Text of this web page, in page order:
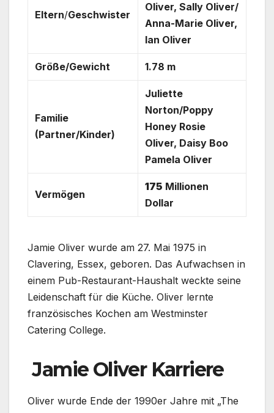
Eltern/Geschwister
Oliver, Sally Oliver/
Anna-Marie Oliver,
Ian Oliver
Größe/Gewicht 1.78 m
Familie
(Partner/Kinder)
Juliette
Norton/Poppy
Honey Rosie
Oliver, Daisy Boo
Pamela Oliver
Vermögen
175 Millionen
Dollar
Jamie Oliver wurde am 27. Mai 1975 in
Clavering, Essex, geboren. Das Aufwachsen in
einem Pub-Restaurant-Haushalt weckte seine
Leidenschaft für die Küche. Oliver lernte
französisches Kochen am Westminster
Catering College.
Jamie Oliver Karriere
Oliver wurde Ende der 1990er Jahre mit „The